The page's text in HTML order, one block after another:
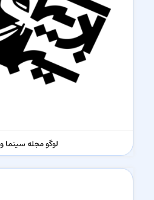
لوگو مجله سینما